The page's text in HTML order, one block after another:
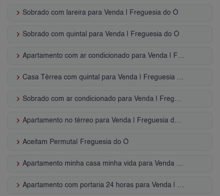
keyboard_arrow_right Sobrado com lareira para Venda | Freguesia do Ó
keyboard_arrow_right Sobrado com quintal para Venda | Freguesia do Ó
keyboard_arrow_right Apartamento com ar condicionado para Venda | Freguesia do Ó
keyboard_arrow_right Casa Térrea com quintal para Venda | Freguesia do Ó
keyboard_arrow_right Sobrado com ar condicionado para Venda | Freguesia do Ó
keyboard_arrow_right Apartamento no térreo para Venda | Freguesia do Ó
keyboard_arrow_right Aceitam Permuta| Freguesia do Ó
keyboard_arrow_right Apartamento minha casa minha vida para Venda | Freguesia do Ó
keyboard_arrow_right Apartamento com portaria 24 horas para Venda | Freguesia do Ó